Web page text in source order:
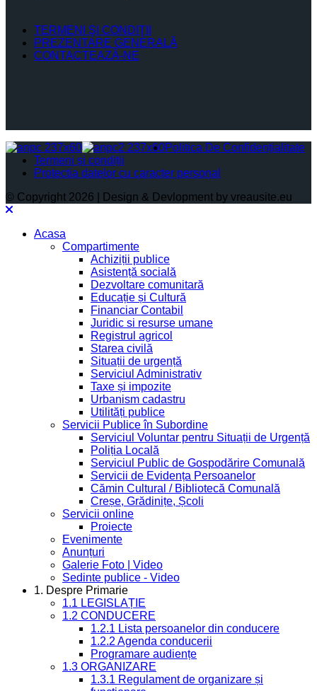
TERMENI ŞI CONDIŢII
PREZENTARE GENERALĂ
CONTACTEAZĂ-NE
Politica De Confidențialitate
Termeni și condiții
Protectia datelor cu caracter personal
© Copyright 2026 | Design & Devlopment by vreausite.eu
Acasa
Compartimente
Achiziții publice
Asistență socială
Dezvoltare comunitară
Educație și Cultură
Financiar Contabil
Juridic si resurse umane
Registrul agricol
Starea civilă
Situații de urgență
Serviciul Administrativ
Taxe și impozite
Urbanism cadastru
Utilități publice
Servicii Publice în Subordine
Serviciul Voluntar pentru Situații de Urgență
Poliția Locală
Serviciul Public de Gospodărire Comunală
Servicii de Evidența Persoanelor
Cămin Cultural / Bibliotecă Comunală
Creșe, Grădinițe, Școli
Servicii online
Proiecte
Evenimente
Anunțuri
Galerie Foto | Video
Sedinte publice - Video
1. Despre Primarie
1.1 LEGISLAȚIE
1.2 CONDUCERE
1.2.1 Lista persoanelor din conducere
1.2.2 Agenda conducerii
Programare audiențe
1.3 ORGANIZARE
1.3.1 Regulament de organizare și